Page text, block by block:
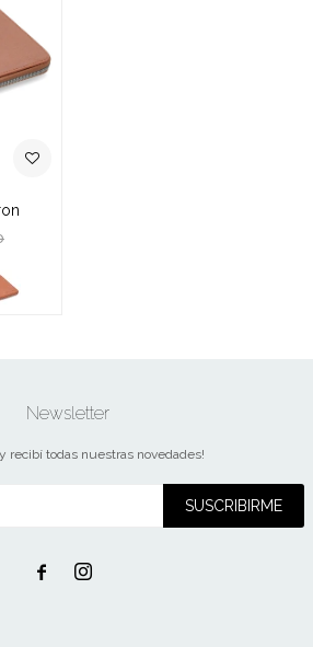
Newsletter
recibí todas nuestras novedades!
SUSCRIBIRME
 